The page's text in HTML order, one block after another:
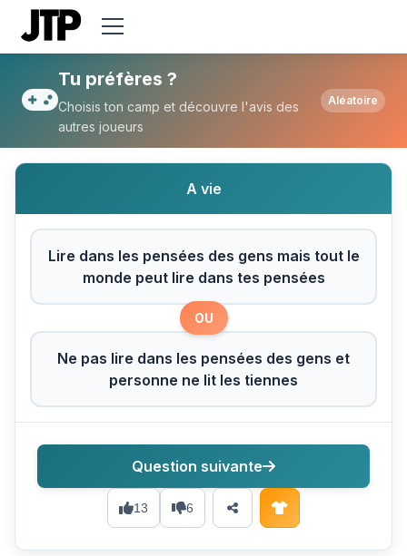
Tu préfères Lire dans les pensées des
Tu préfères ?
Choisis ton camp et découvre l'avis des
autres joueurs
Aléatoire
A vie
Lire dans les pensées des gens mais tout le
monde peut lire dans tes pensées
OU
Ne pas lire dans les pensées des gens et
personne ne lit les tiennes
13 6
Question suivante